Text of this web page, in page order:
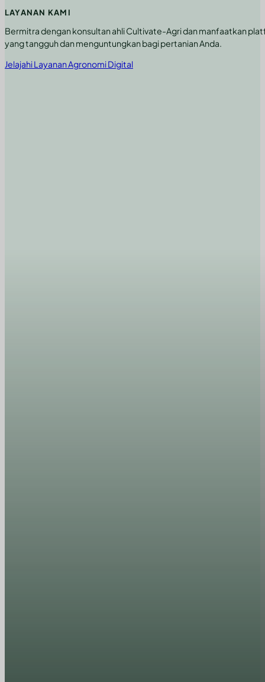
LAYANAN KAMI
Bermitra dengan konsultan ahli Cultivate-Agri dan manfaatkan
yang tangguh dan menguntungkan bagi pertanian Anda.
Jelajahi Layanan Agronomi Digital